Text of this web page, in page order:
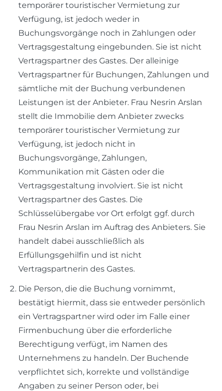
temporärer touristischer Vermietung zur
Verfügung, ist jedoch weder in
Buchungsvorgänge noch in Zahlungen oder
Vertragsgestaltung eingebunden. Sie ist nicht
Vertragspartner des Gastes. Der alleinige
Vertragspartner für Buchungen, Zahlungen und
sämtliche mit der Buchung verbundenen
Leistungen ist der Anbieter. Frau Nesrin Arslan
stellt die Immobilie dem Anbieter zwecks
temporärer touristischer Vermietung zur
Verfügung, ist jedoch nicht in
Buchungsvorgänge, Zahlungen,
Kommunikation mit Gästen oder die
Vertragsgestaltung involviert. Sie ist nicht
Vertragspartner des Gastes. Die
Schlüsselübergabe vor Ort erfolgt ggf. durch
Frau Nesrin Arslan im Auftrag des Anbieters. Sie
handelt dabei ausschließlich als
Erfüllungsgehilfin und ist nicht
Vertragspartnerin des Gastes.
Die Person, die die Buchung vornimmt,
bestätigt hiermit, dass sie entweder persönlich
ein Vertragspartner wird oder im Falle einer
Firmenbuchung über die erforderliche
Berechtigung verfügt, im Namen des
Unternehmens zu handeln. Der Buchende
verpflichtet sich, korrekte und vollständige
Angaben zu seiner Person oder, bei